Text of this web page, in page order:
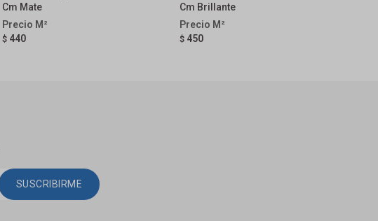
Cm Mate
$ 440
Cm Brillante
$ 450
SUSCRIBIRME